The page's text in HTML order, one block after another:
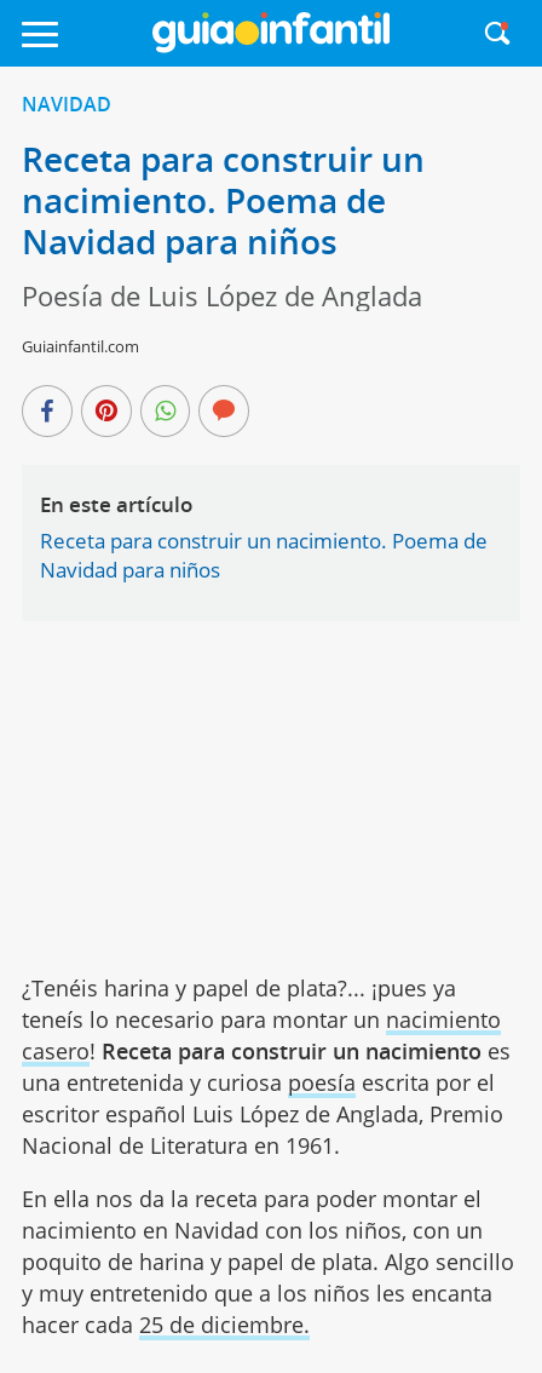
NAVIDAD
Receta para construir un
nacimiento. Poema de
Navidad para niños
Poesía de Luis López de Anglada
Guiainfantil.com
En este artículo
Receta para construir un nacimiento. Poema de
Navidad para niños
¿Tenéis harina y papel de plata?... ¡pues ya
teneís lo necesario para montar un nacimiento
casero! Receta para construir un nacimiento es
una entretenida y curiosa poesía escrita por el
escritor español Luis López de Anglada, Premio
Nacional de Literatura en 1961.
En ella nos da la receta para poder montar el
nacimiento en Navidad con los niños, con un
poquito de harina y papel de plata. Algo sencillo
y muy entretenido que a los niños les encanta
hacer cada 25 de diciembre.